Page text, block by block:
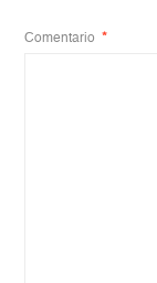
Comentario *